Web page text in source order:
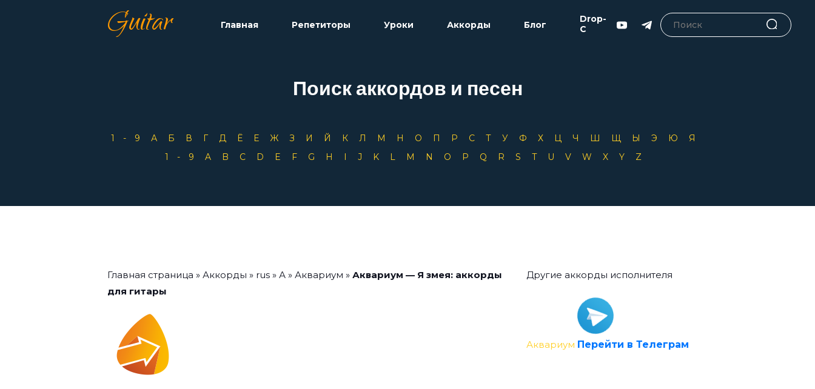
Guitar Главная Репетиторы Уроки Аккорды Блог
Drop-
C
Поиск аккордов и песен
1-9 А Б В Г Д Ё Е Ж З И Й К Л М Н О П Р С Т У Ф Х Ц Ч Ш Щ Ы Э Ю
Я
1-9
A B C D E F G H I J K L M N O P Q R S T U V W X Y Z
Главная страница » Аккорды » rus » А » Аквариум » Аквариум — Я змея: аккорды
для гитары
Другие аккорды исполнителя
Аквариум Перейти в Телеграм